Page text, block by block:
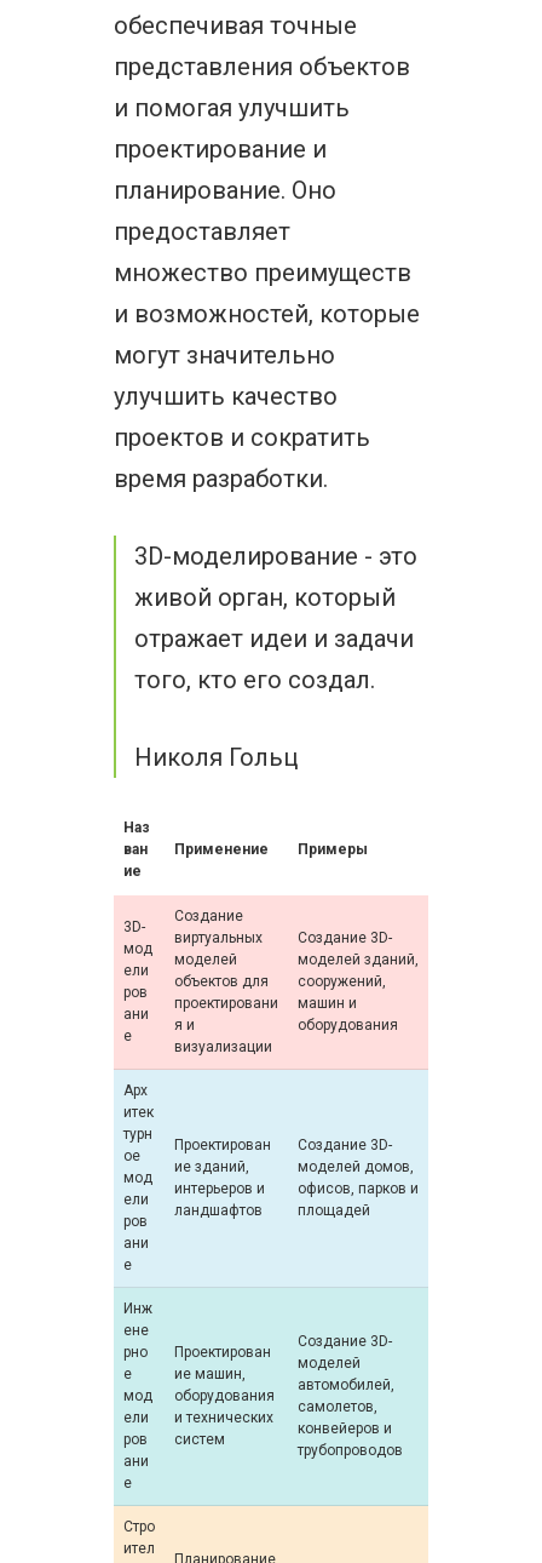
обеспечивая точные
представления объектов
и помогая улучшить
проектирование и
планирование. Оно
предоставляет
множество преимуществ
и возможностей, которые
могут значительно
улучшить качество
проектов и сократить
время разработки.
3D-моделирование - это
живой орган, который
отражает идеи и задачи
того, кто его создал.
Николя Гольц
Наз
ван
ие
Применение Примеры
3D-
мод
ели
ров
ани
е
Создание
виртуальных
моделей
объектов для
проектировани
я и
визуализации
Создание 3D-
моделей зданий,
сооружений,
машин и
оборудования
Арх
итек
турн
ое
мод
ели
ров
ани
е
Проектирован
ие зданий,
интерьеров и
ландшафтов
Создание 3D-
моделей домов,
офисов, парков и
площадей
Инж
ене
рно
е
мод
ели
ров
ани
е
Проектирован
ие машин,
оборудования
и технических
систем
Создание 3D-
моделей
автомобилей,
самолетов,
конвейеров и
трубопроводов
Стро
ител
Планирование